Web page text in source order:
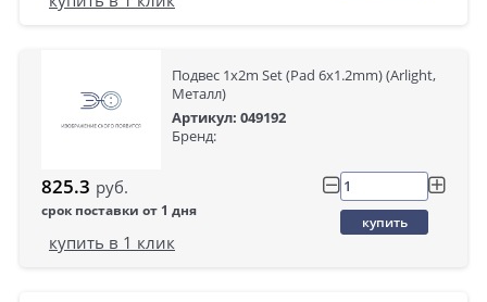
Подвес 1x2m Set (Pad 6x1.2mm) (Arlight,
Металл)
Артикул: 049192
Бренд:
825.3 руб.
срок поставки от 1 дня
купить
купить в 1 клик